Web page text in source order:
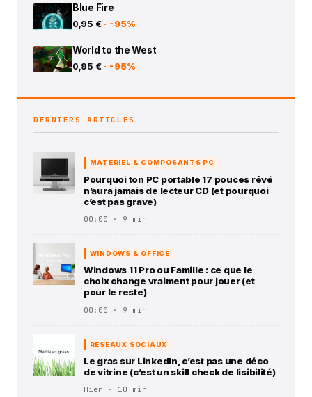
Blue Fire
0,95 € · -95%
World to the West
0,95 € · -95%
DERNIERS ARTICLES
MATÉRIEL & COMPOSANTS PC
Pourquoi ton PC portable 17 pouces rêvé
n’aura jamais de lecteur CD (et pourquoi
c’est pas grave)
00:00 · 9 min
WINDOWS & OFFICE
Windows 11 Pro ou Famille : ce que le
choix change vraiment pour jouer (et
pour le reste)
00:00 · 9 min
RÉSEAUX SOCIAUX
Le gras sur LinkedIn, c’est pas une déco
de vitrine (c’est un skill check de lisibilité)
Hier · 10 min